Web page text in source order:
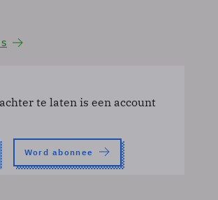
te laten is een account
Word abonnee